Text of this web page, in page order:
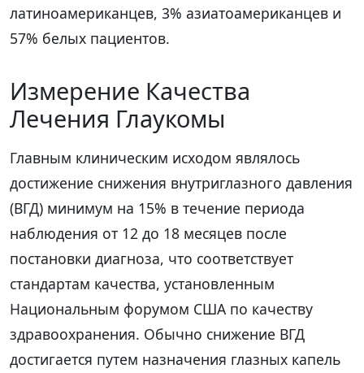
латиноамериканцев, 3% азиатоамериканцев и
57% белых пациентов.
Измерение Качества
Лечения Глаукомы
Главным клиническим исходом являлось
достижение снижения внутриглазного давления
(ВГД) минимум на 15% в течение периода
наблюдения от 12 до 18 месяцев после
постановки диагноза, что соответствует
стандартам качества, установленным
Национальным форумом США по качеству
здравоохранения. Обычно снижение ВГД
достигается путем назначения глазных капель